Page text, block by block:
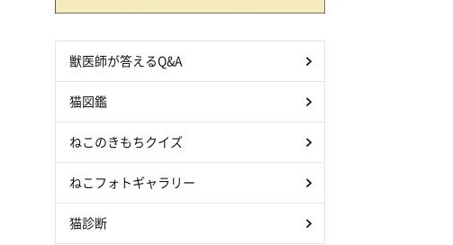
獣医師が答えるQ&A
猫図鑑
ねこのきもちクイズ
ねこフォトギャラリー
猫診断